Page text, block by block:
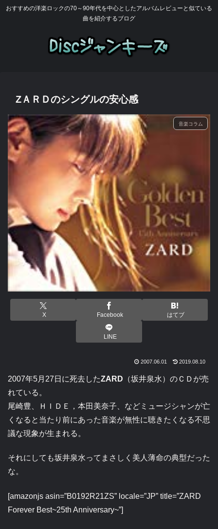
おすすめの洋楽ロックの70～90年代を中心としたアルバムレビューと似ている
曲を紹介するブログ
ZＡＲＤのシングルの安心感
音楽コラム
X Facebook はてブ
LINE
2007.06.01 2019.08.10
2007年5月27日に死去したZARD （坂井泉水）のＣＤが売
れている。
尾崎豊、ＨＩＤＥ，本田美奈子、などミュージシャンが亡
くなると当たり前にあった音楽が無性に聴きたくなる不思
議な現象が生まれる。
それにしても坂井泉水ってまさしく美人薄命の典型だった
な。
[amazonjs asin=”B0192R21ZS” locale=”JP” title=”ZARD
Forever Best~25th Anniversary~”]